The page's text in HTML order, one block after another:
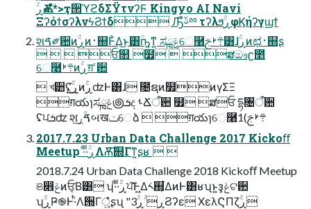
ΞʔόϯσʔλνϟϨϯδ Ԡืࢿྉ τʔλϧۚڕφϏήʔγϣϯ
શࠃ༗਺ͷۚڕͷ࢈஍Ͱ͋Δ͜ͱ͸ؒҧ͍ͳ͍ ಸྑݝେ࿨܊ࢁࢢ͸ɺۚڕͷಛ࢈஍ʂ
   ਓ௒ ໿  ສඖʗ೥
େ࿨܊ࢁͷۚڕग़ՙ਺
 খ੺ʢۚڕ͍͘͢ͷۚڕʣͰ͸ɺ ೔ຊͷ໿ͷγΣΞ
ग़యɿಸྑݝ౷ܭද ࢀՃऀ਺ ໿ ສਓ དྷ৔ऀ਺
ʢਪܭʣ શࠃۚڕ͍͘͢બखݖେձ  ग़యɿେ࿨܊ࢁࢢ)1
2017.7.23 Urban Data Challenge 2017 Kickoﬀ
Meetup ·ͩ·ͩۚڕΛѪ͠଍Γͳ͍ʂʁ  
2018.7.24 Urban Data Challenge 2018 Kickoﬀ Meetup
ଞ෎ݝͷਓ͔Β͸ ʮ·ͩ·ͩۚڕਪ͠Ͱ͖Δ༨஍͕͋ΔͷͰ͸ʁʯͱ͍͏ҙݟ͕ଟ਺
ʮۚڕҎ֎Ͱ·ͪΛ੝Γ্͍͛ͨʂʯ "3ۚڕ ۚڕϨʔε ΧελϚΠζۚڕ